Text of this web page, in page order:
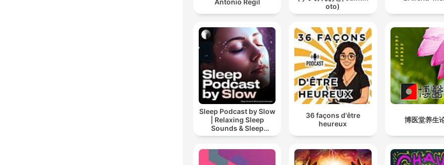
Antonio Regil
oto)
Sleep Podcast by Slow
| Relaxing Sleep
Sounds & Sleep
Stories | Nature Sound
36 façons d'être
heureux
博医堂养生